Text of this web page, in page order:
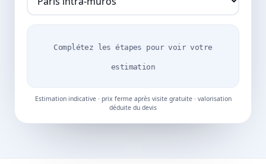
Complétez les étapes pour voir votre
estimation
Estimation indicative · prix ferme après visite gratuite · valorisation
déduite du devis